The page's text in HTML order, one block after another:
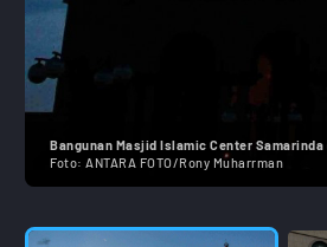
Bangunan Masjid Islamic Center
Foto: ANTARA FOTO/Rony Muharrman